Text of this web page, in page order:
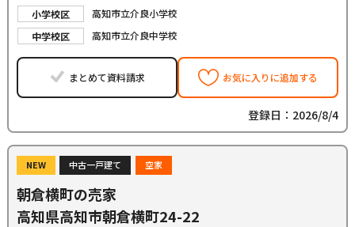
小学校区
高知市立介良小学校
中学校区
高知市立介良中学校
まとめて資料請求 お気に入りに追加する
登録日：2026/8/4
NEW 中古一戸建て 空家
朝倉横町の売家
高知県高知市朝倉横町24-22